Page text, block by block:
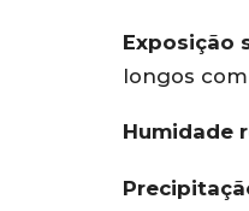
Exposição
longos
Humidade